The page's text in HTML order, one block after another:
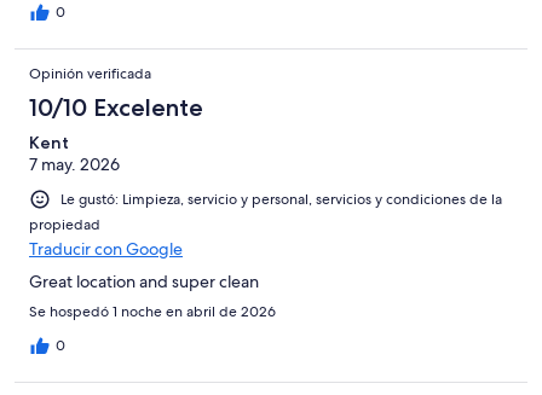
0
Opinión verificada
10/10 Excelente
Kent
7 may. 2026
Le gustó: Limpieza, servicio y personal, servicios y condiciones de la
propiedad
Traducir con Google
Great location and super clean
Se hospedó 1 noche en abril de 2026
0